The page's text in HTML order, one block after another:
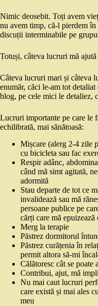
Nimic deosebit. Toți avem
nu avem timp, că-l pierdem
discuții interminabile pe
Totuși, câteva lucruri mă
Câteva lucruri mari și câteva
enumăr, căci le-am tot
blog, pe cele mici le detaliez,
Lucruri importante pe care le
echilibrată, mai sănătoasă:
Mișcare (alerg 2-4 zile
cu bicicleta sau fac
Respir adânc,
când mă simt agitată,
adormită
Stau departe de tot ce
invalidează sau mă
persoane publice pe
cărți care mă
Merg la terapie
Păstrez dormitorul
Păstrez curățenia în
permit altora să-mi
Călătoresc cât se
Contribui, ajut, mă
Nu mai caut lucruri
care există și mai ales
meu